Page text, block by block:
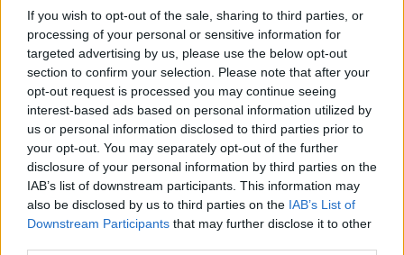
If you wish to opt-out of the sale, sharing to third parties, or
processing of your personal or sensitive information for
targeted advertising by us, please use the below opt-out
section to confirm your selection. Please note that after your
opt-out request is processed you may continue seeing
interest-based ads based on personal information utilized by
us or personal information disclosed to third parties prior to
your opt-out. You may separately opt-out of the further
disclosure of your personal information by third parties on the
IAB’s list of downstream participants. This information may
also be disclosed by us to third parties on the IAB’s List of
Downstream Participants that may further disclose it to other
okosan jegyzi meg, hogy a Don Giovanni összes
áriája erősen ensemble irányú. Nincs ez másként itt
sem, hiszen Leporello egyrészt önmagának henceg
gazdája koituszaival, akárha ő hálta volna el az
összes viszonyt, másrészt Elvira figyelmére is
roppantul számít; egyébként itt kötődik meg az a
végzetes szál, melynek végpontján a szolga gazdája
köntösében feleségévé teszi az agyonalázott nőt.
Kesselyák azonban egyedül hagyja Leporellót, aki a
színpad egy félreeső deszkája alól - ki tudja, miért
éppen onnan? - előrántja a híres regisztert. Aztán
pedig visszahelyezi oda. Miért? Megtalálja majd
legközelebb is? Mi ez? Rejtekhely? Jelent valamit